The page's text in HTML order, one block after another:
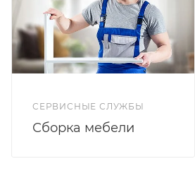
СЕРВИСНЫЕ СЛУЖБЫ
Сборка мебели